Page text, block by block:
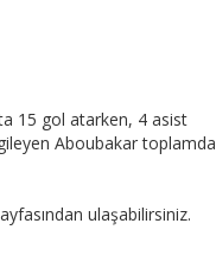
15 gol atarken, 4 asist
Aboubakar toplamda
ulaşabilirsiniz.